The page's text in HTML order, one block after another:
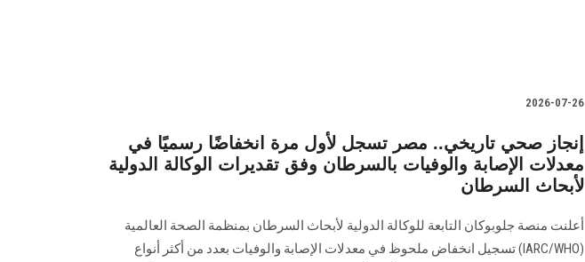
2026-07-26
إنجاز صحي تاريخي.. مصر تسجل لأول مرة انخفاضًا رسميًا في
معدلات الإصابة والوفيات بالسرطان وفق تقديرات الوكالة الدولية
لأبحاث السرطان
أعلنت منصة جلوبوكان التابعة للوكالة الدولية لأبحاث السرطان بمنظمة الصحة العالمية
(IARC/WHO) تسجيل انخفاض ملحوظ في معدلات الإصابة والوفيات بعدد من أكثر أنواع